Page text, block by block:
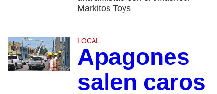
Markitos Toys
LOCAL
Apagones
salen caros